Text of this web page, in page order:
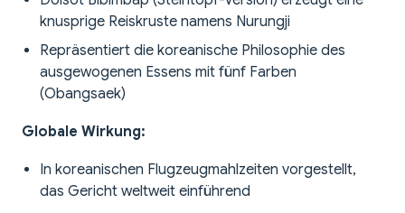
knusprige Reiskruste namens Nurungji
Repräsentiert die koreanische Philosophie des
ausgewogenen Essens mit fünf Farben
(Obangsaek)
Globale Wirkung:
In koreanischen Flugzeugmahlzeiten vorgestellt,
das Gericht weltweit einführend